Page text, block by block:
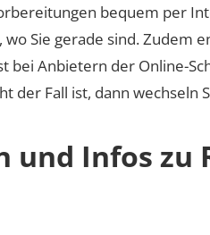
bequem per
wo Sie gerade sind. Zudem
bei Anbietern der Online-
der Fall ist, dann wechseln
und Infos zu